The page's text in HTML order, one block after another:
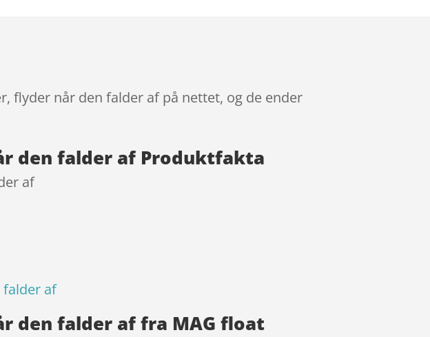
flyder når den falder af på nettet, og de ender
den falder af Produktfakta
af
falder af
den falder af fra MAG float